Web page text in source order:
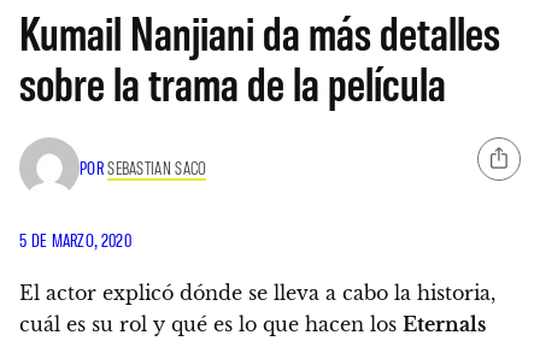
Kumail Nanjiani da más detalles
sobre la trama de la película
PORSEBASTIAN SACO
5 DE MARZO, 2020
El actor explicó dónde se lleva a cabo la historia,
cuál es su rol y qué es lo que hacen los Eternals